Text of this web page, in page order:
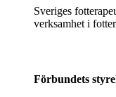
Sveriges
verksamhet i
Förbundets